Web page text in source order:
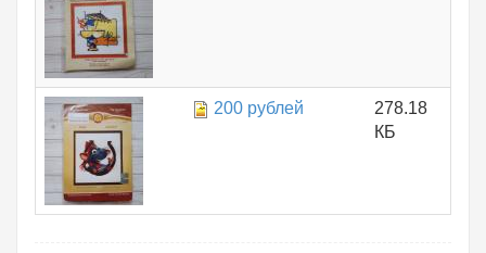
200 рублей
278.18
КБ